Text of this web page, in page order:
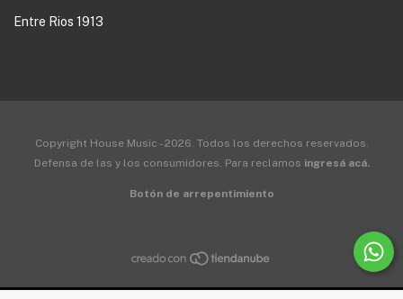
Entre Rios 1913
Copyright House Music - 2026. Todos los derechos reservados.
Defensa de las y los consumidores. Para reclamos ingresá acá.
Botón de arrepentimiento